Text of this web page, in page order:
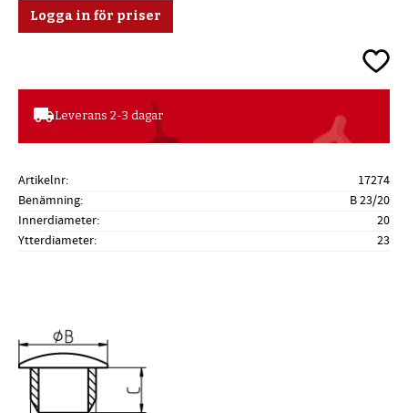
Logga in för priser
Lägg
local_shippingLeverans 2-3 dagar
Artikelnr
17274
Benämning
B 23/20
Innerdiameter
20
Ytterdiameter
23